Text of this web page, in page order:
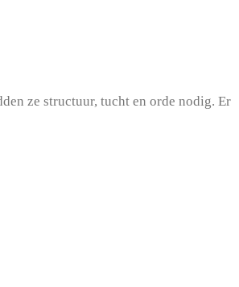
ze structuur, tucht en orde nodig. Er